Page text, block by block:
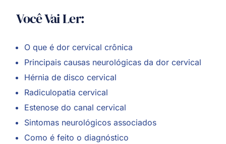
Você Vai Ler:
O que é dor cervical crônica
Principais causas neurológicas da dor cervical
Hérnia de disco cervical
Radiculopatia cervical
Estenose do canal cervical
Sintomas neurológicos associados
Como é feito o diagnóstico